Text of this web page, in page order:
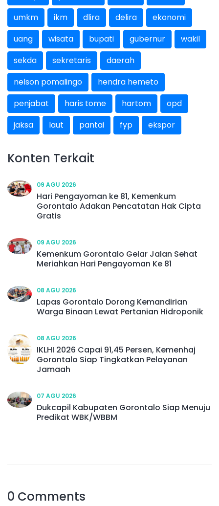
umkm
ikm dlira delira
ekonomi
uang
wisata bupati gubernur
wakil
sekda
sekretaris
daerah
nelson pomalingo
hendra hemeto
penjabat
haris tome hartom
opd
jaksa
laut pantai fyp ekspor
Konten Terkait
09 AGU 2026
Hari Pengayoman ke 81, Kemenkum
Gorontalo Adakan Pencatatan Hak Cipta
Gratis
09 AGU 2026
Kemenkum Gorontalo Gelar Jalan Sehat
Meriahkan Hari Pengayoman Ke 81
08 AGU 2026
Lapas Gorontalo Dorong Kemandirian
Warga Binaan Lewat Pertanian Hidroponik
08 AGU 2026
IKLHI 2026 Capai 91,45 Persen, Kemenhaj
Gorontalo Siap Tingkatkan Pelayanan
Jamaah
07 AGU 2026
Dukcapil Kabupaten Gorontalo Siap Menuju
Predikat WBK/WBBM
0 Comments